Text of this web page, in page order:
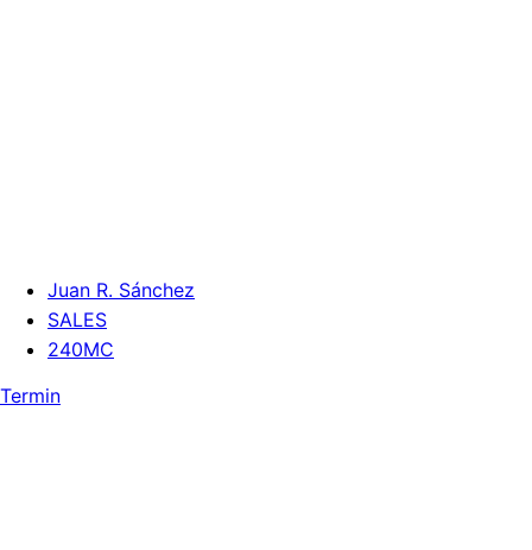
Juan R. Sánchez
SALES
240MC
Termin